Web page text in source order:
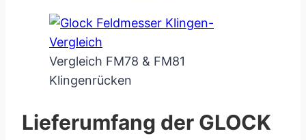
Vergleich FM78 & FM81
Klingenrücken
Lieferumfang der GLOCK